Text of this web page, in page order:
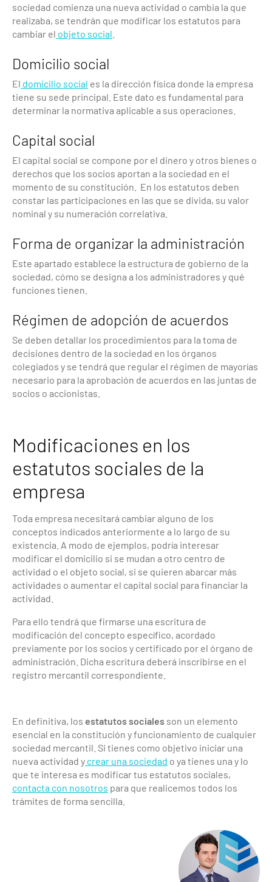
sociedad comienza una nueva actividad o cambia la que
realizaba, se tendrán que modificar los estatutos para
cambiar el objeto social
Domicilio social
El domicilio social es la dirección física donde la empresa
tiene su sede principal. Este dato es fundamental para
determinar la normativa aplicable a sus operaciones.
Capital social
El capital social se compone por el dinero y otros bienes o
derechos que los socios aportan a la sociedad en el
momento de su constitución. En los estatutos deben
constar las participaciones en las que se divida, su valor
nominal y su numeración correlativa.
Forma de organizar la administración
Este apartado establece la estructura de gobierno de la
sociedad, cómo se designa a los administradores y qué
funciones tienen.
Régimen de adopción de acuerdos
Se deben detallar los procedimientos para la toma de
decisiones dentro de la sociedad en los órganos
colegiados y se tendrá que regular el régimen de mayorías
necesario para la aprobación de acuerdos en las juntas de
socios o accionistas.
Modificaciones en los
estatutos sociales de la
empresa
Toda empresa necesitará cambiar alguno de los
conceptos indicados anteriormente a lo largo de su
existencia. A modo de ejemplos, podría interesar
modificar el domicilio si se mudan a otro centro de
actividad o el objeto social, si se quieren abarcar más
actividades o aumentar el capital social para financiar la
actividad.
Para ello tendrá que firmarse una escritura de
modificación del concepto específico, acordado
previamente por los socios y certificado por el órgano de
administración. Dicha escritura deberá inscribirse en el
registro mercantil correspondiente.
En definitiva, los estatutos sociales son un elemento
esencial en la constitución y funcionamiento de cualquier
sociedad mercantil. Si tienes como objetivo iniciar una
nueva actividad y crear una sociedad o ya tienes una y lo
que te interesa es modificar tus estatutos sociales,
contacta con nosotros para que realicemos todos los
trámites de forma sencilla.